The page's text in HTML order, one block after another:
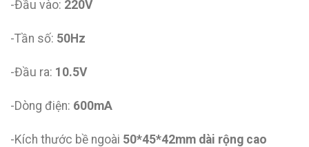
-Đầu vào: 220V
-Tần số: 50Hz
-Đầu ra: 10.5V
-Dòng điện: 600mA
-Kích thước bề ngoài 50*45*42mm dài rộng cao